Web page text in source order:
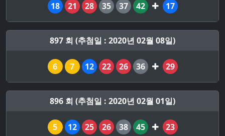
18 21 28 35 37 42 17
897 회 (추첨일 : 2020년 02월 08일)
6 7 12 22 26 36 29
896 회 (추첨일 : 2020년 02월 01일)
5 12 25 26 38 45 23